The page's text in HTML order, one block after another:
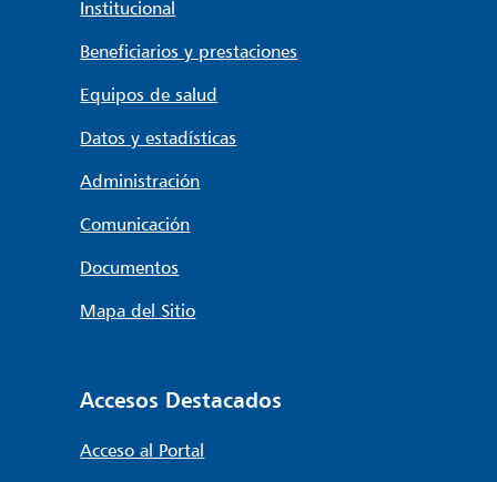
Institucional
Beneficiarios y prestaciones
Equipos de salud
Datos y estadísticas
Administración
Comunicación
Documentos
Mapa del Sitio
Accesos Destacados
Acceso al Portal